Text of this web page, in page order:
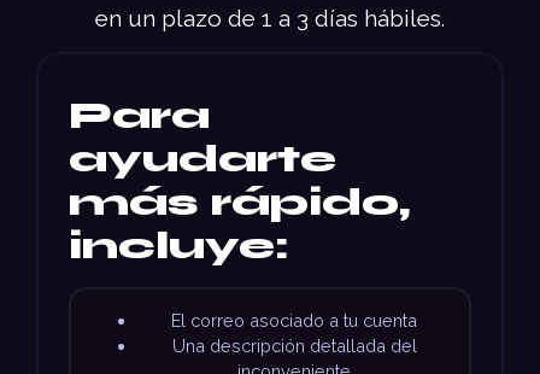
en un plazo de 1 a 3 días hábiles.
Para
ayudarte
más rápido,
incluye:
El correo asociado a tu cuenta
Una descripción detallada del